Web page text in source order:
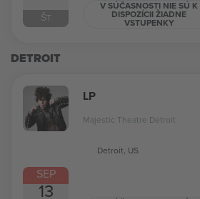
ŠT
V SÚČASNOSTI NIE SÚ K
DISPOZÍCII ŽIADNE
VSTUPENKY
DETROIT
SEP
13
LP
Majestic Theatre Detroit
Detroit, US